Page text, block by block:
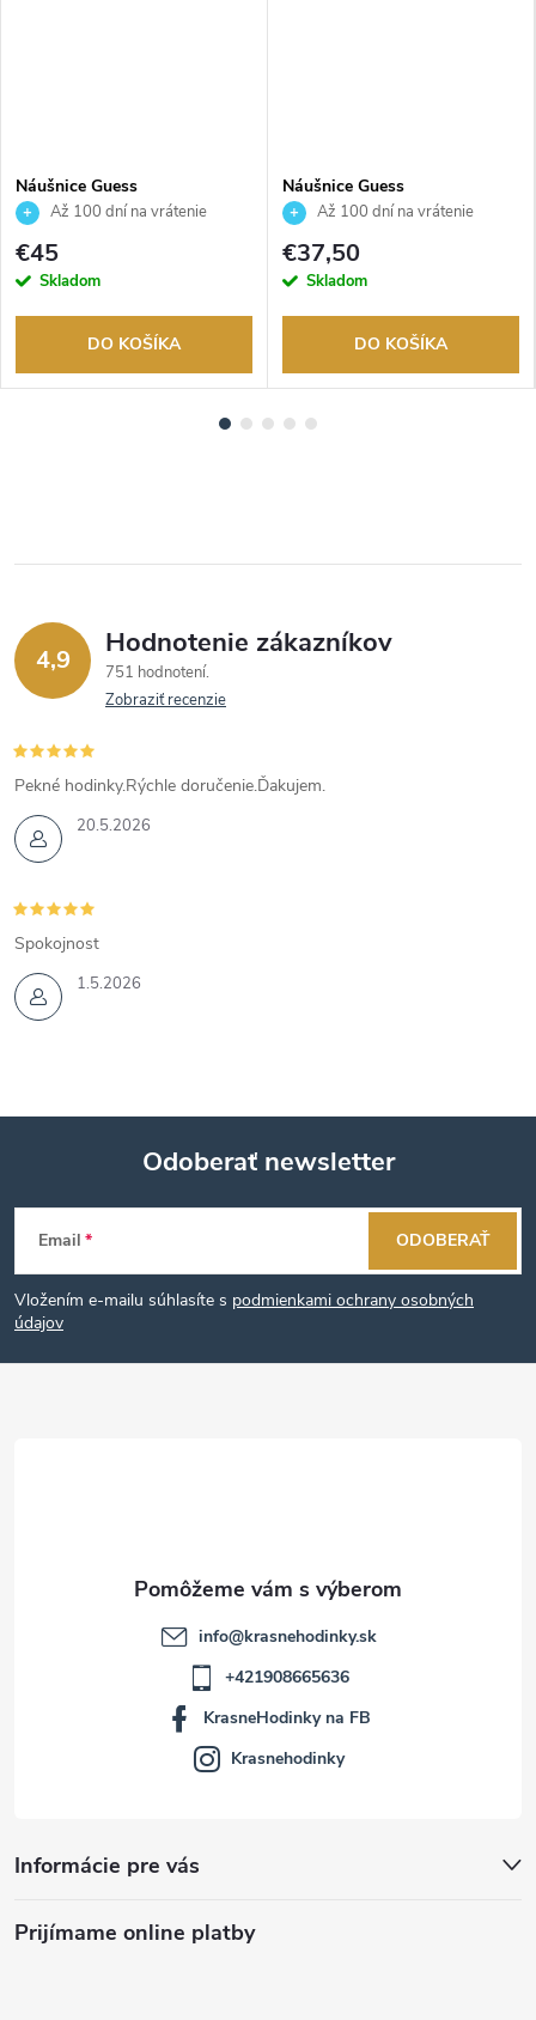
Náušnice Guess
JUBE05021JWYGT
Až 100 dní na vrátenie
tovaru. Autorizovaný predajca.
€45
Skladom
DO KOŠÍKA
Náušnice Guess
JUBE05209JWYGT
Až 100 dní na vrátenie
tovaru. Autorizovaný predajca.
€37,50
Skladom
DO KOŠÍKA
4,9 Hodnotenie zákazníkov
751 hodnotení
Zobraziť recenzie
20.5.2026
Pekné hodinky.Rýchle doručenie.Ďakujem.
1.5.2026
Spokojnost
Z
á
p
Odoberať newsletter
Email
Vložením e-mailu súhlasíte s podmienkami ochrany osobných
údajov
ODOBERAŤ
Informácie pre vás
Prijímame online platby
info@krasnehodinky.sk
+421908665636
KrasneHodinky na FB
Krasnehodinky